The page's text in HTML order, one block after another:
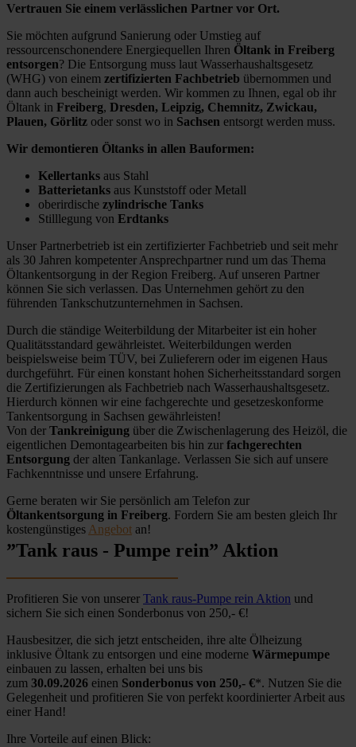
Vertrauen Sie einem verlässlichen Partner vor Ort.
Sie möchten aufgrund Sanierung oder Umstieg auf
ressourcenschonendere Energiequellen Ihren Öltank in Freiberg
entsorgen? Die Entsorgung muss laut Wasserhaushaltsgesetz
(WHG) von einem zertifizierten Fachbetrieb übernommen und
dann auch bescheinigt werden. Wir kommen zu Ihnen, egal ob ihr
Öltank in Freiberg, Dresden, Leipzig, Chemnitz, Zwickau,
Plauen, Görlitz oder sonst wo in Sachsen entsorgt werden muss.
Wir demontieren Öltanks in allen Bauformen:
Kellertanks aus Stahl
Batterietanks aus Kunststoff oder Metall
oberirdische zylindrische Tanks
Stilllegung von Erdtanks
Unser Partnerbetrieb ist ein zertifizierter Fachbetrieb und seit mehr
als 30 Jahren kompetenter Ansprechpartner rund um das Thema
Öltankentsorgung in der Region Freiberg. Auf unseren Partner
können Sie sich verlassen. Das Unternehmen gehört zu den
führenden Tankschutzunternehmen in Sachsen.
Durch die ständige Weiterbildung der Mitarbeiter ist ein hoher
Qualitätsstandard gewährleistet. Weiterbildungen werden
beispielsweise beim TÜV, bei Zulieferern oder im eigenen Haus
durchgeführt. Für einen konstant hohen Sicherheitsstandard sorgen
die Zertifizierungen als Fachbetrieb nach Wasserhaushaltsgesetz.
Hierdurch können wir eine fachgerechte und gesetzeskonforme
Tankentsorgung in Sachsen gewährleisten!
Von der Tankreinigung über die Zwischenlagerung des Heizöl, die
eigentlichen Demontagearbeiten bis hin zur fachgerechten
Entsorgung der alten Tankanlage. Verlassen Sie sich auf unsere
Fachkenntnisse und unsere Erfahrung.
Gerne beraten wir Sie persönlich am Telefon zur
Öltankentsorgung in Freiberg. Fordern Sie am besten gleich Ihr
kostengünstiges Angebot an!
”Tank raus - Pumpe rein” Aktion
Profitieren Sie von unserer Tank raus-Pumpe rein Aktion und
sichern Sie sich einen Sonderbonus von 250,- €!
Hausbesitzer, die sich jetzt entscheiden, ihre alte Ölheizung
inklusive Öltank zu entsorgen und eine moderne Wärmepumpe
einbauen zu lassen, erhalten bei uns bis
zum 30.09.2026 einen Sonderbonus von 250,- €*. Nutzen Sie die
Gelegenheit und profitieren Sie von perfekt koordinierter Arbeit aus
einer Hand!
Ihre Vorteile auf einen Blick: